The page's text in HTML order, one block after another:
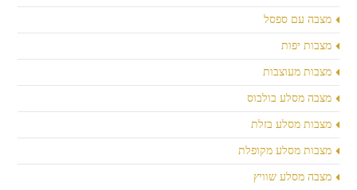
מצבה עם ספסל
מצבות יפות
מצבות מעוצבות
מצבה מסלע בולבוס
מצבות מסלע בזלת
מצבות מסלע מקופלת
מצבה מסלע שוויץ